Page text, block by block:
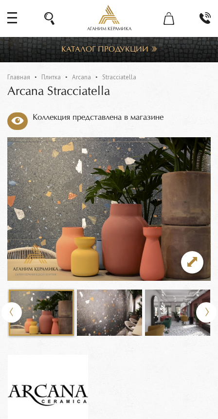
АГАНИМ КЕРАМИКА
КАТАЛОГ ПРОДУКЦИИ
Главная Плитка Arcana Stracciatella
Arcana Stracciatella
Коллекция представлена в магазине